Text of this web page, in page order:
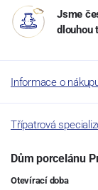
Jsme
dlouhou
Informace o
Třípatrová
Dům porcelánu
Otevírací doba